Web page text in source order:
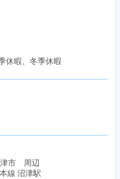
休暇、冬季休暇
市　周辺
線 沼津駅